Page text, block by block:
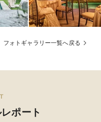
フォトギャラリー一覧へ戻る
ポート